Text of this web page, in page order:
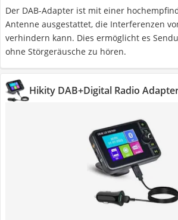
Der DAB-Adapter ist mit einer
Antenne ausgestattet, die Interferenzen
verhindern kann. Dies ermöglicht es
ohne Störgeräusche zu hören.
Hikity DAB+Digital Radio